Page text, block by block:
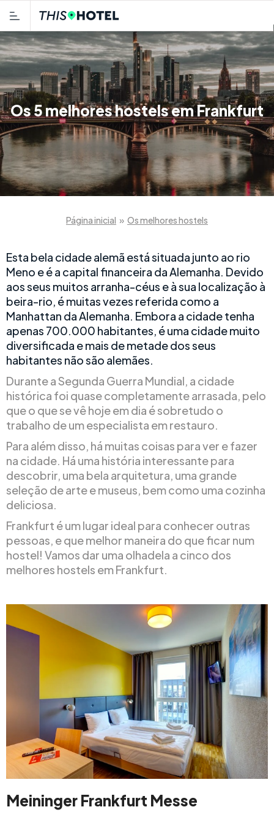
Os 5 melhores hostels em Frankfurt
Página inicial » Os melhores hostels
Esta bela cidade alemã está situada junto ao rio
Meno e é a capital financeira da Alemanha. Devido
aos seus muitos arranha-céus e à sua localização à
beira-rio, é muitas vezes referida como a
Manhattan da Alemanha. Embora a cidade tenha
apenas 700.000 habitantes, é uma cidade muito
diversificada e mais de metade dos seus
habitantes não são alemães.
Durante a Segunda Guerra Mundial, a cidade
histórica foi quase completamente arrasada, pelo
que o que se vê hoje em dia é sobretudo o
trabalho de um especialista em restauro.
Para além disso, há muitas coisas para ver e fazer
na cidade. Há uma história interessante para
descobrir, uma bela arquitetura, uma grande
seleção de arte e museus, bem como uma cozinha
deliciosa.
Frankfurt é um lugar ideal para conhecer outras
pessoas, e que melhor maneira do que ficar num
hostel! Vamos dar uma olhadela a cinco dos
melhores hostels em Frankfurt.
Meininger Frankfurt Messe